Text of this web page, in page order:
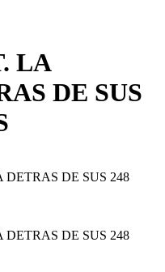
LA
DE SUS